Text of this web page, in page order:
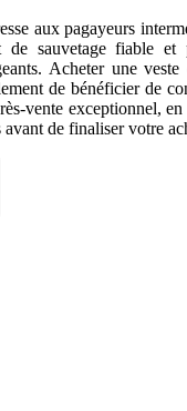
aux pagayeurs
de sauvetage fiable et
Acheter une
de bénéficier de
vente exceptionnel,
avant de finaliser votre